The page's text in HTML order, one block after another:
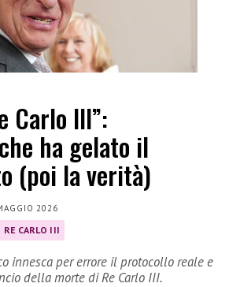
Carlo III”:
ha gelato il
(poi la verità)
2026
RE CARLO III
innesca per errore il protocollo reale e
della morte di Re Carlo III.